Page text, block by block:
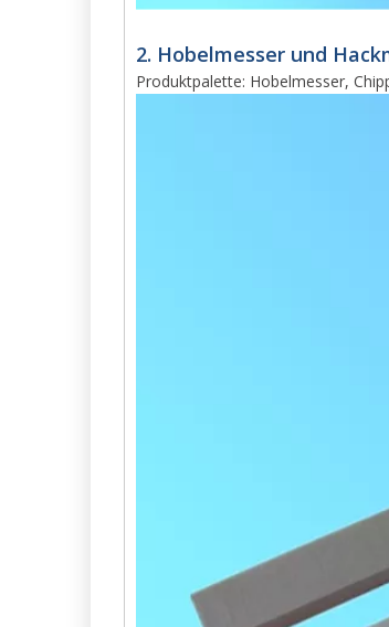
2. Hobelmesser und
Produktpalette: Hobelmesser,